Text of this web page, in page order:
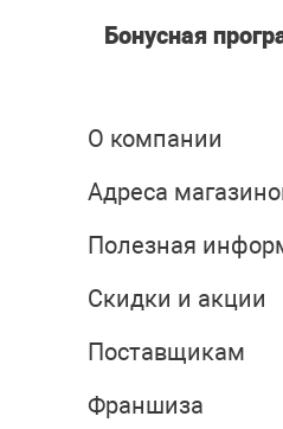
Бонусная
О компании
Адреса
Полезная
Скидки и акции
Поставщикам
Франшиза